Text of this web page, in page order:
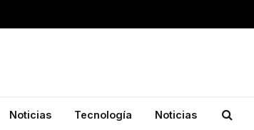
Noticias Tecnología Noticias